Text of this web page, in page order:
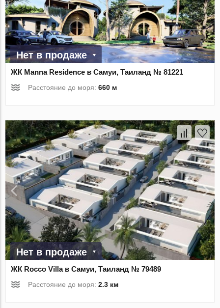
Нет в продаже
ЖК Manna Residence в Самуи, Таиланд № 81221
Расстояние до моря:660 м
Нет в продаже
ЖК Rocco Villa в Самуи, Таиланд № 79489
Расстояние до моря:2.3 км